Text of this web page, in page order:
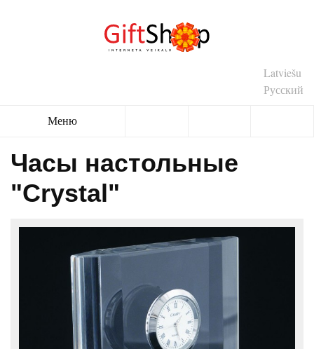
Latviešu
Русский
Меню
Часы настольные
"Crystal"